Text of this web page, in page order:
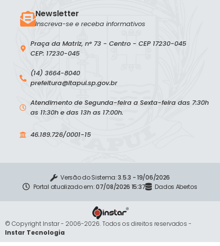
Praça da Matriz, n° 73 - Centro - CEP 17230-045
CEP: 17230-045
(14) 3664-8040
prefeitura@itapui.sp.gov.br
Atendimento de Segunda-feira a Sexta-feira das 7:30h
as 11:30h e das 13h as 17:00h.
46.189.726/0001-15
Newsletter
Inscreva-se e receba informativos
Versão do Sistema:3.5.3 - 19/06/2026
Portal atualizado em:07/08/2026 15:37 Dados Abertos
© Copyright Instar - 2006-2026. Todos os direitos reservados -
Instar Tecnologia